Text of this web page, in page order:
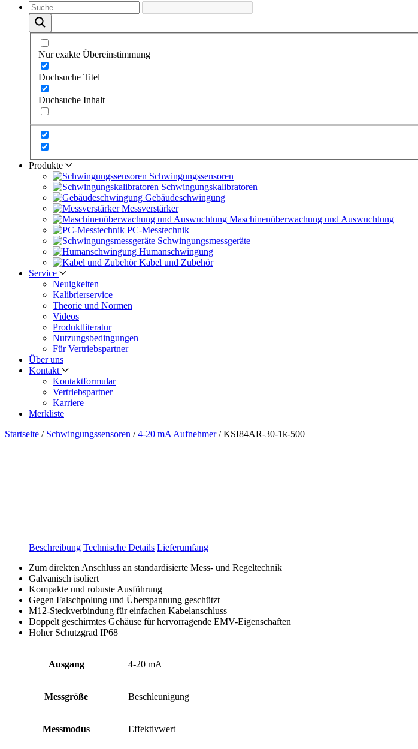
Nur exakte Übereinstimmung
Duchsuche Titel
Duchsuche Inhalt
Produkte
Schwingungs­sensoren
Schwingungs­kalibratoren
Gebäude­schwingung
Messverstärker
Maschinen­überwachung und Auswuchtung
PC-Messtechnik
Schwingungs­messgeräte
Human­schwingung
Kabel und Zubehör
Service
Neuigkeiten
Kalibrier­service
Theorie und Normen
Videos
Produkt­literatur
Nutzungs­bedingungen
Für Vertriebs­partner
Über uns
Kontakt
Kontaktformular
Vertriebs­partner
Karriere
Merkliste
Startseite / Schwingungs­sensoren /4-20 mA Aufnehmer/KSI84AR-30-1k-500
Beschreibung Technische Details Lieferumfang
Zum direkten Anschluss an standardisierte Mess- und Regeltechnik
Galvanisch isoliert
Kompakte und robuste Ausführung
Gegen Falschpolung und Überspannung geschützt
M12-Steckverbindung für einfachen Kabelanschluss
Doppelt geschirmtes Gehäuse für hervorragende EMV-Eigenschaften
Hoher Schutzgrad IP68
Ausgang 4-20 mA
Messgröße Beschleunigung
Messmodus Effektivwert